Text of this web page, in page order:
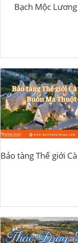
Bạch Mộc